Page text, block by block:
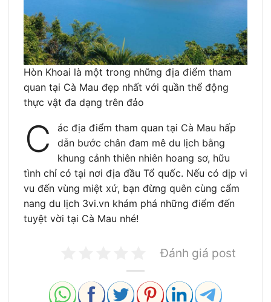
Hòn Khoai là một trong những địa điểm tham
quan tại Cà Mau đẹp nhất với quần thể động
thực vật đa dạng trên đảo
C
ác địa điểm tham quan tại Cà Mau hấp
dẫn bước chân đam mê du lịch bằng
khung cảnh thiên nhiên hoang sơ, hữu
tình chỉ có tại nơi địa đầu Tổ quốc. Nếu có dịp vi
vu đến vùng miệt xứ, bạn đừng quên cùng cẩm
nang du lịch 3vi.vn khám phá những điểm đến
tuyệt vời tại Cà Mau nhé!
Đánh giá post